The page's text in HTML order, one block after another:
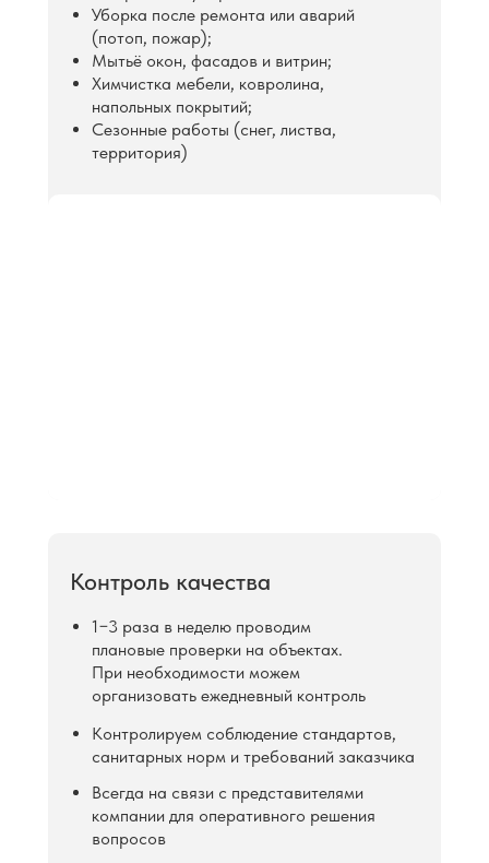
Всегда на связи с представителями
компании для оперативного решения
вопросов
Контролируем соблюдение стандартов,
санитарных норм и требований заказчика
1−3 раза в неделю проводим
плановые проверки на объектах.
При необходимости можем
организовать ежедневный контроль
Контроль качества
Уборка после ремонта или аварий
(потоп, пожар);
Мытьё окон, фасадов и витрин;
Химчистка мебели, ковролина,
напольных покрытий;
Сезонные работы (снег, листва,
территория)